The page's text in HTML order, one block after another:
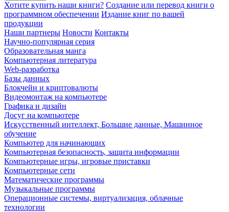
Хотите купить наши книги? Создание или перевод книги о
программном обеспечении Издание книг по вашей
продукции
Наши партнеры Новости Контакты
Научно-популярная серия
Образовательная манга
Компьютерная литература
Web-разработка
Базы данных
Блокчейн и криптовалюты
Видеомонтаж на компьютере
Графика и дизайн
Досуг на компьютере
Искусственный интеллект, Большие данные, Машинное
обучение
Компьютер для начинающих
Компьютерная безопасность, защита информации
Компьютерные игры, игровые приставки
Компьютерные сети
Математические программы
Музыкальные программы
Операционные системы, виртуализация, облачные
технологии